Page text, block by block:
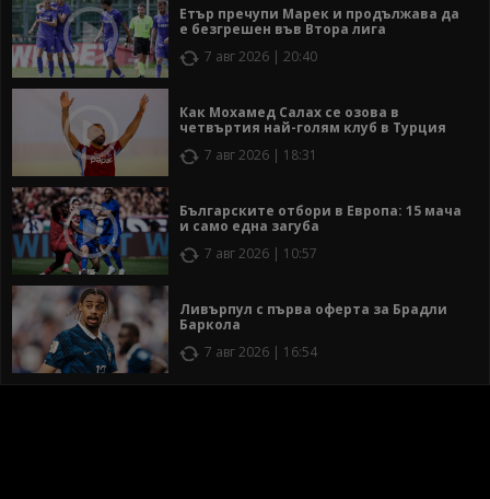
Етър пречупи Марек и продължава да
е безгрешен във Втора лига
7 авг 2026 | 20:40
Как Мохамед Салах се озова в
четвъртия най-голям клуб в Турция
7 авг 2026 | 18:31
Българските отбори в Европа: 15 мача
и само една загуба
7 авг 2026 | 10:57
Ливърпул с първа оферта за Брадли
Баркола
7 авг 2026 | 16:54